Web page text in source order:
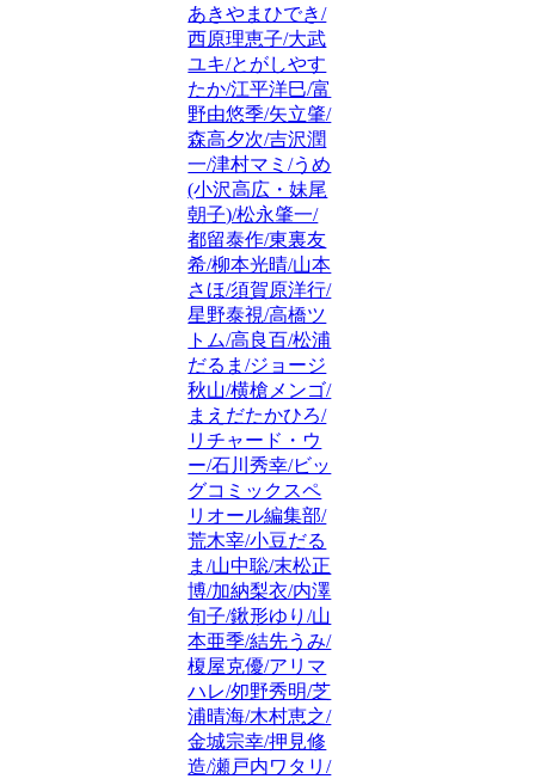
あきやまひでき/
西原理恵子/大武
ユキ/とがしやす
たか/江平洋巳/富
野由悠季/矢立肇/
森高夕次/吉沢潤
一/津村マミ/うめ
(小沢高広・妹尾
朝子)/松永肇一/
都留泰作/東裏友
希/柳本光晴/山本
さほ/須賀原洋行/
星野泰視/高橋ツ
トム/高良百/松浦
だるま/ジョージ
秋山/横槍メンゴ/
まえだたかひろ/
リチャード・ウ
ー/石川秀幸/ビッ
グコミックスペ
リオール編集部/
荒木宰/小豆だる
ま/山中聡/末松正
博/加納梨衣/内澤
旬子/鍬形ゆり/山
本亜季/結先うみ/
榎屋克優/アリマ
ハレ/夘野秀明/芝
浦晴海/木村恵之/
金城宗幸/押見修
造/瀬戸内ワタリ/